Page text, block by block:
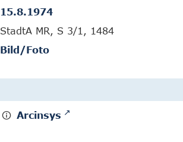
15.8.1974
StadtA MR, S 3/1, 1484
Bild/Foto
Arcinsys